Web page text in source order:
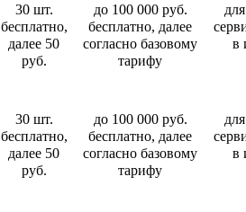
30 шт.
бесплатно,
далее 50
руб.
до 100 000 руб.
бесплатно, далее
согласно базовому
тарифу
в
30 шт.
бесплатно,
далее 50
руб.
до 100 000 руб.
бесплатно, далее
согласно базовому
тарифу
в